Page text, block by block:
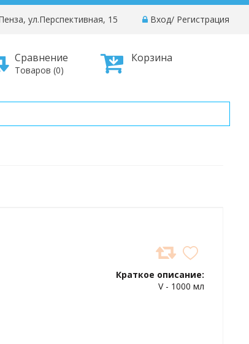
Вход/ Регистрация
ул.Перспективная, 15
Корзина
Сравнение
Товаров (0)
Краткое описание:
V - 1000 мл